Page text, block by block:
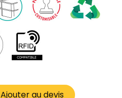
Ajouter au devis